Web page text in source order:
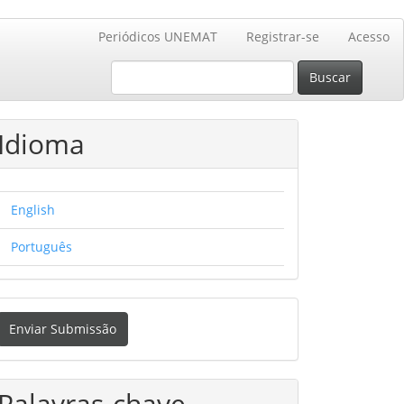
Periódicos UNEMAT Registrar-se Acesso
Buscar
Idioma
English
Português
Enviar Submissão